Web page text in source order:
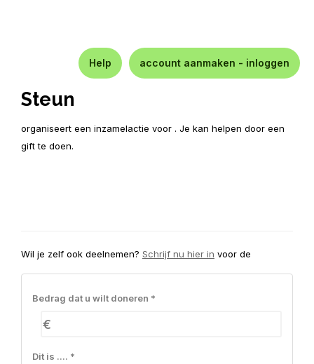
Help account aanmaken - inloggen
Steun
organiseert een inzamelactie voor . Je kan helpen door een
gift te doen.
Wil je zelf ook deelnemen? Schrijf nu hier in voor de
Bedrag dat u wilt doneren *
€
Dit is .... *